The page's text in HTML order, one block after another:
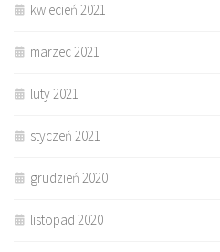
kwiecień 2021
marzec 2021
luty 2021
styczeń 2021
grudzień 2020
listopad 2020